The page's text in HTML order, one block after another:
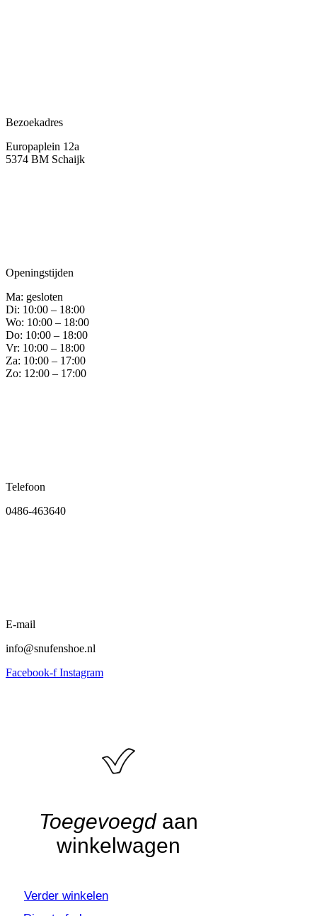
Bezoekadres
Europaplein 12a
5374 BM Schaijk
Openingstijden
Ma: gesloten
Di: 10:00 – 18:00
Wo: 10:00 – 18:00
Do: 10:00 – 18:00
Vr: 10:00 – 18:00
Za: 10:00 – 17:00
Zo: 12:00 – 17:00
Telefoon
0486-463640
E-mail
info@snufenshoe.nl
Facebook-f Instagram
Toegevoegdaan
winkelwagen
Verder winkelen